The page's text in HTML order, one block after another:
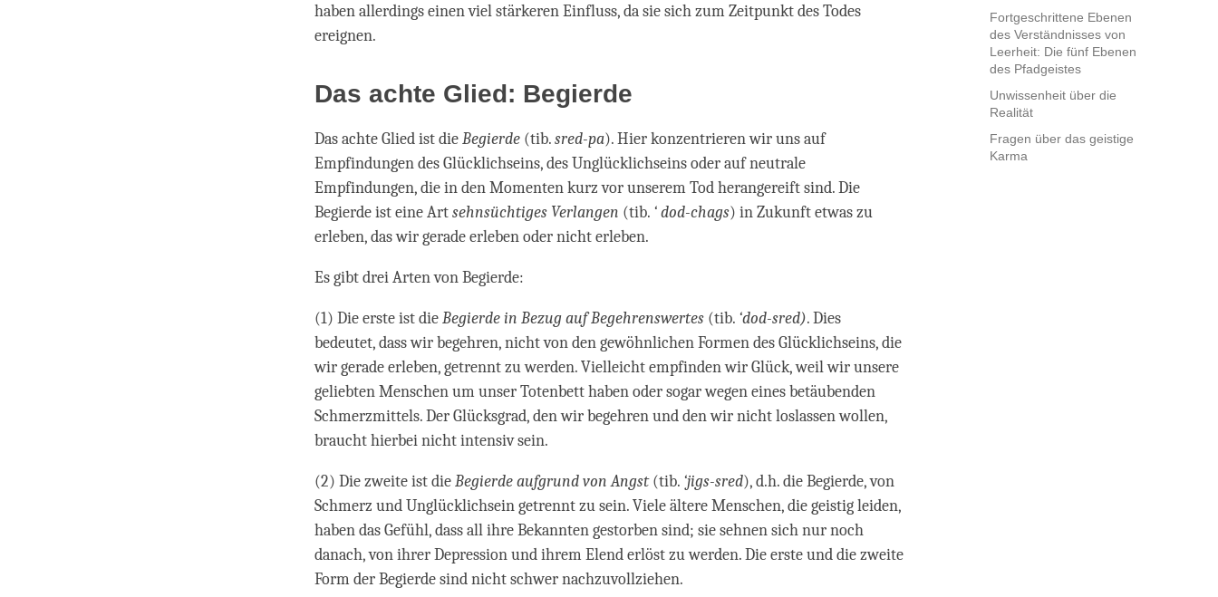
Fortgeschrittene Ebenen
des Verständnisses von
Leerheit: Die fünf Ebenen
des Pfadgeistes
Unwissenheit über die
Realität
Fragen über das geistige
Karma
haben allerdings einen viel stärkeren Einfluss, da sie sich zum Zeitpunkt des Todes
ereignen.
Das achte Glied: Begierde
Das achte Glied ist dieBegierde (tib.sred-pa). Hier konzentrieren wir uns auf
Empfindungen des Glücklichseins, des Unglücklichseins oder auf neutrale
Empfindungen, die in den Momenten kurz vor unserem Tod herangereift sind. Die
Begierde ist eine Artsehnsüchtiges Verlangen (tib. ‘ dod-chags) in Zukunft etwas zu
erleben, das wir gerade erleben oder nicht erleben.
Es gibt drei Arten von Begierde:
(1) Die erste ist dieBegierde in Bezug auf Begehrenswertes (tib. ‘dod-sred). Dies
bedeutet, dass wir begehren, nicht von den gewöhnlichen Formen des Glücklichseins, die
wir gerade erleben, getrennt zu werden. Vielleicht empfinden wir Glück, weil wir unsere
geliebten Menschen um unser Totenbett haben oder sogar wegen eines betäubenden
Schmerzmittels. Der Glücksgrad, den wir begehren und den wir nicht loslassen wollen,
braucht hierbei nicht intensiv sein.
(2) Die zweite ist dieBegierde aufgrund von Angst(tib. ‘jigs-sred), d.h. die Begierde, von
Schmerz und Unglücklichsein getrennt zu sein. Viele ältere Menschen, die geistig leiden,
haben das Gefühl, dass all ihre Bekannten gestorben sind; sie sehnen sich nur noch
danach, von ihrer Depression und ihrem Elend erlöst zu werden. Die erste und die zweite
Form der Begierde sind nicht schwer nachzuvollziehen.